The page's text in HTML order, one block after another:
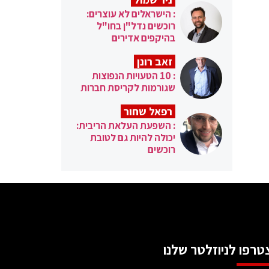
: הישראלים לא עוצרים:
רוכשים נדל"ן בחו"ל
בהיקפים אדירים
זאב רונן
: 10 הטעויות הנפוצות
שגורמות לקריסת חברות
רפאל שחור
: השפעת העלאת הריבית:
יכולה להיות גם לטובת
רוכשים
לניוזלטר שלנו